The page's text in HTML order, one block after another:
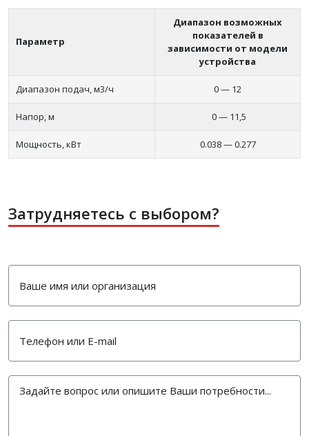
Параметр
Диапазон возможных
показателей в
зависимости от модели
устройства
Диапазон подач, м3/ч 0 — 12
Напор, м 0 — 11,5
Мощность, кВт 0.038 — 0.277
Затрудняетесь с выбором?